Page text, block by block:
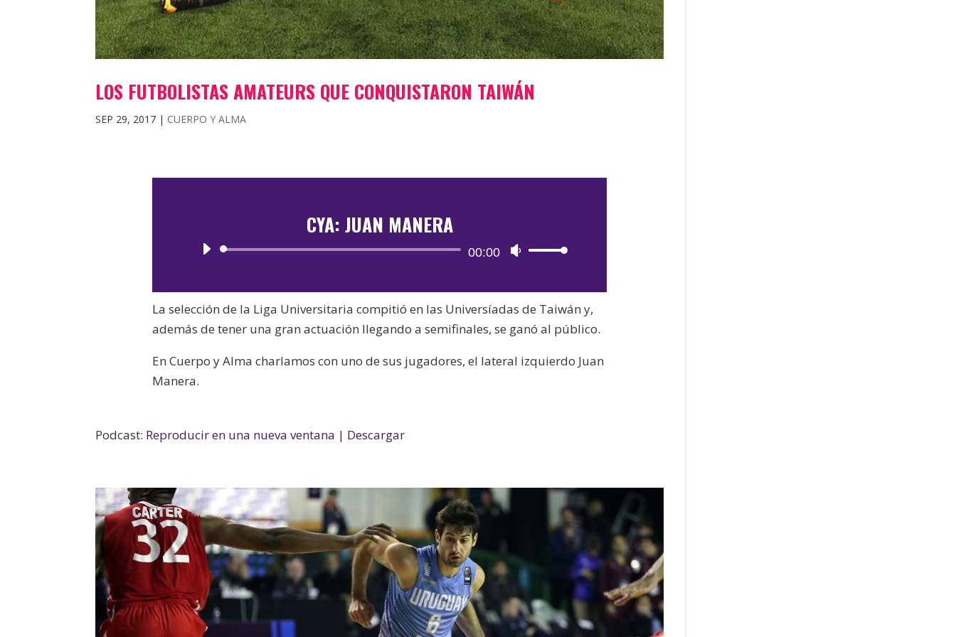
LOS FUTBOLISTAS AMATEURS QUE CONQUISTARON TAIWÁN
SEP 29, 2017 | CUERPO Y ALMA
CYA: JUAN MANERA
Reproductor
audio
00:00
Utiliza
teclas
de
flecha
para
La selección de la Liga Universitaria compitió en las Universíadas de Taiwán y,
además de tener una gran actuación llegando a semifinales, se ganó al público.
En Cuerpo y Alma charlamos con uno de sus jugadores, el lateral izquierdo Juan
Manera.
Podcast: Reproducir en una nueva ventana | Descargar